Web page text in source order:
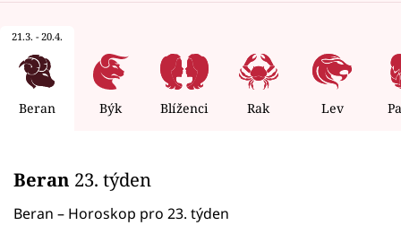
Témata
Celebrity
Seriály
21.3. - 20.4.
Beran Býk Blíženci Rak Lev
Beran 23. týden
Beran – Horoskop pro 23. týden